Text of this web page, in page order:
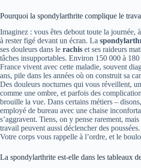
Pourquoi la spondylarthrite complique le
Imaginez : vous êtes debout toute la journée,
à rester figé devant un écran. La
ses douleurs dans le rachis et ses raideurs
tâches insupportables. Environ 150 000 à 180
France vivent avec cette maladie, souvent
ans, pile dans les années où on construit sa
Des douleurs nocturnes qui vous réveillent,
comme une ombre, et parfois des
brouille la vue. Dans certains métiers –
employé de bureau avec une chaise
s’aggravent. Tiens, on y pense rarement,
travail peuvent aussi déclencher des
Votre corps vous rappelle à l’ordre, et le
La spondylarthrite est-elle dans les tableaux